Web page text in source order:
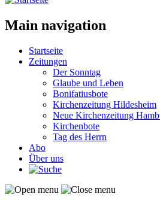
Main navigation
Startseite
Zeitungen
Der Sonntag
Glaube und Leben
Bonifatiusbote
Kirchenzeitung Hildesheim
Neue Kirchenzeitung
Kirchenbote
Tag des Herrn
Abo
Über uns